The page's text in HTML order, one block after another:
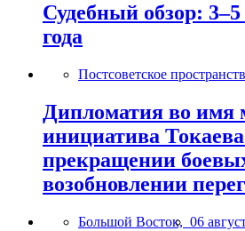
Судебный обзор: 3–5
года
Постсоветское
Дипломатия во имя
инициатива
прекращении
возобновлении
Большой Восток, 06